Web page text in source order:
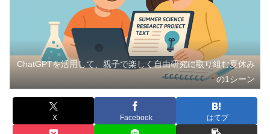
ChatGPTを活用して、親子で楽しく自由研究に取り組む夏休み
の1シーン
X Facebook はてブ